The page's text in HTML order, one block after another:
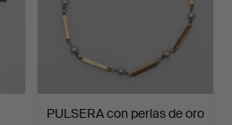
PULSERA con perlas de oro